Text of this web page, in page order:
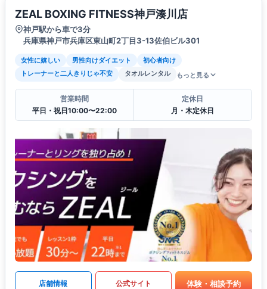
ZEAL BOXING FITNESS神戸湊川店
神戸駅から車で3分
兵庫県神戸市兵庫区東山町2丁目3-13佐伯ビル301
女性に嬉しい 男性向けダイエット
初心者向け
トレーナーと二人きりじゃ不安
タオルレンタル もっと見る
営業時間
平日・祝日10:00〜22:00
定休日
月・木定休日
店舗情報 公式サイト 体験・相談予約